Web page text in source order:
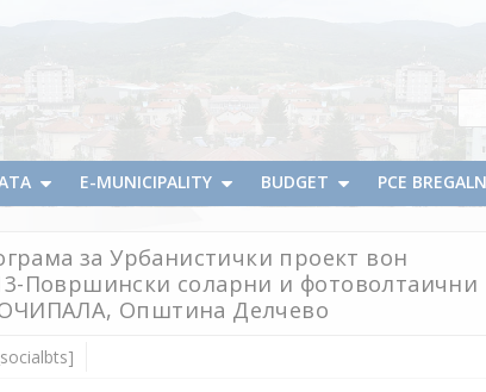
E-MUNICIPALITY BUDGET PCE
за Урбанистички проект вон
Површински соларни и фотоволтаични
ОЧИПАЛА, Општина Делчево